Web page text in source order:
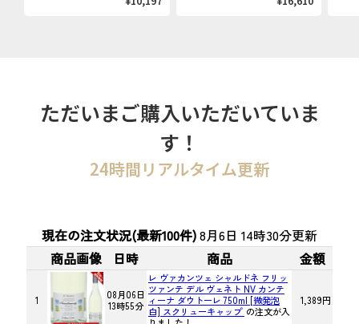
ただいまご購入いただいていま
す！
24時間リアルタイム更新